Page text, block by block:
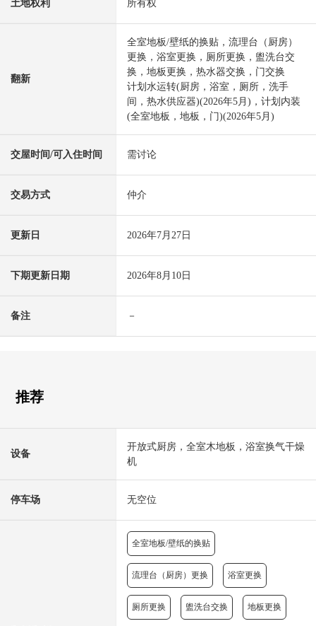
土地权利 所有权
翻新
全室地板/壁纸的换贴，流理台（厨房）
更换，浴室更换，厕所更换，盥洗台交
换，地板更换，热水器交换，门交换
计划水运转(厨房，浴室，厕所，洗手
间，热水供应器)(2026年5月)，计划内装
(全室地板，地板，门)(2026年5月)
交屋时间/可入住时间 需讨论
交易方式 仲介
更新日 2026年7月27日
下期更新日期 2026年8月10日
备注 －
推荐
设备
开放式厨房，全室木地板，浴室换气干燥
机
停车场 无空位
全室地板/壁纸的换贴
流理台（厨房）更换 浴室更换
厕所更换 盥洗台交换 地板更换